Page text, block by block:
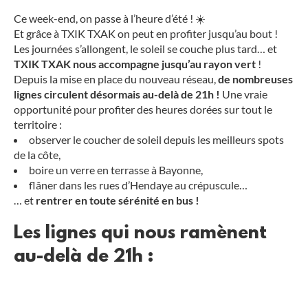
Ce week-end, on passe à l’heure d’été ! ☀️
Et grâce à TXIK TXAK on peut en profiter jusqu’au bout !
Les journées s’allongent, le soleil se couche plus tard… et
TXIK TXAK nous accompagne jusqu’au rayon vert !
Depuis la mise en place du nouveau réseau,de nombreuses
lignes circulent désormais au-delà de 21h ! Une vraie
opportunité pour profiter des heures dorées sur tout le
territoire :
observer le coucher de soleil depuis les meilleurs spots
de la côte,
boire un verre en terrasse à Bayonne,
flâner dans les rues d’Hendaye au crépuscule…
… et rentrer en toute sérénité en bus !
Les lignes qui nous ramènent
au-delà de 21h :